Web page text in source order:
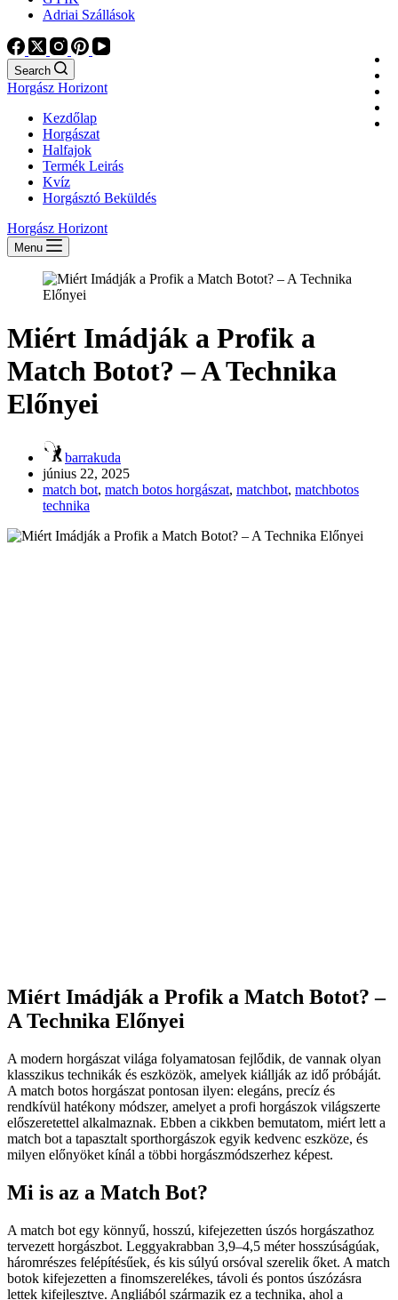
Adriai Szállások
Search
Horgász Horizont
Kezdőlap
Horgászat
Halfajok
Termék Leirás
Kvíz
Horgásztó Beküldés
Horgász Horizont
Menu
Miért Imádják a Profik a
Match Botot? – A Technika
Előnyei
barrakuda
június 22, 2025
match bot, match botos horgászat, matchbot, matchbotos
technika
Miért Imádják a Profik a Match Botot? –
A Technika Előnyei
A modern horgászat világa folyamatosan fejlődik, de vannak olyan
klasszikus technikák és eszközök, amelyek kiállják az idő próbáját.
A match botos horgászat pontosan ilyen: elegáns, precíz és
rendkívül hatékony módszer, amelyet a profi horgászok világszerte
előszeretettel alkalmaznak. Ebben a cikkben bemutatom, miért lett a
match bot a tapasztalt sporthorgászok egyik kedvenc eszköze, és
milyen előnyöket kínál a többi horgászmódszerhez képest.
Mi is az a Match Bot?
A match bot egy könnyű, hosszú, kifejezetten úszós horgászathoz
tervezett horgászbot. Leggyakrabban 3,9–4,5 méter hosszúságúak,
háromrészes felépítésűek, és kis súlyú orsóval szerelik őket. A match
botok kifejezetten a finomszerelékes, távoli és pontos úszózásra
lettek kifejlesztve. Angliából származik ez a technika, ahol a